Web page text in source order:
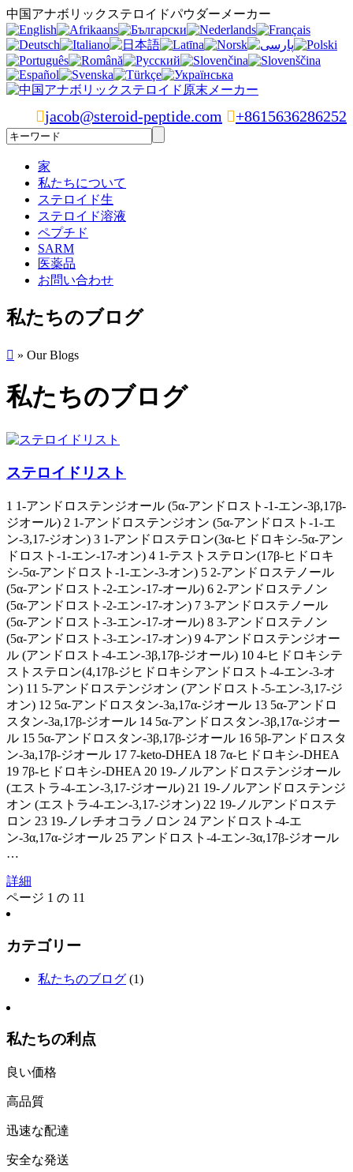
中国アナボリックステロイドパウダーメーカー
jacob@steroid-peptide.com +8615636286252
家
私たちについて
ステロイド生
ステロイド溶液
ペプチド
SARM
医薬品
お問い合わせ
私たちのブログ
 » Our Blogs
私たちのブログ
ステロイドリスト
1 1-アンドロステンジオール (5α-アンドロスト-1-エン-3β,17β-
ジオール) 2 1-アンドロステンジオン (5α-アンドロスト-1-エ
ン-3,17-ジオン) 3 1-アンドロステロン(3α-ヒドロキシ-5α-アン
ドロスト-1-エン-17-オン) 4 1-テストステロン(17β-ヒドロキ
シ-5α-アンドロスト-1-エン-3-オン) 5 2-アンドロステノール
(5α-アンドロスト-2-エン-17-オール) 6 2-アンドロステノン
(5α-アンドロスト-2-エン-17-オン) 7 3-アンドロステノール
(5α-アンドロスト-3-エン-17-オール) 8 3-アンドロステノン
(5α-アンドロスト-3-エン-17-オン) 9 4-アンドロステンジオー
ル (アンドロスト-4-エン-3β,17β-ジオール) 10 4-ヒドロキシテ
ストステロン(4,17β-ジヒドロキシアンドロスト-4-エン-3-オ
ン) 11 5-アンドロステンジオン (アンドロスト-5-エン-3,17-ジ
オン) 12 5α-アンドロスタン-3a,17α-ジオール 13 5α-アンドロ
スタン-3a,17β-ジオール 14 5α-アンドロスタン-3β,17α-ジオー
ル 15 5α-アンドロスタン-3β,17β-ジオール 16 5β-アンドロスタ
ン-3a,17β-ジオール 17 7-keto-DHEA 18 7α-ヒドロキシ-DHEA
19 7β-ヒドロキシ-DHEA 20 19-ノルアンドロステンジオール
(エストラ-4-エン-3,17-ジオール) 21 19-ノルアンドロステンジ
オン (エストラ-4-エン-3,17-ジオン) 22 19-ノルアンドロステ
ロン 23 19-ノレチオコラノロン 24 アンドロスト-4-エ
ン-3α,17α-ジオール 25 アンドロスト-4-エン-3α,17β-ジオール
…
詳細
ページ 1 の 1 1
カテゴリー
私たちのブログ (1)
私たちの利点
良い価格
高品質
迅速な配達
安全な発送